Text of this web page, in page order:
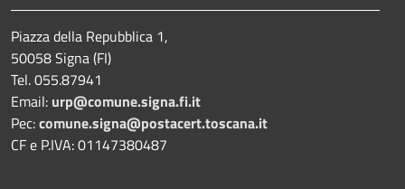
Piazza della Repubblica 1,
50058 Signa (FI)
Tel. 055.87941
Email: urp@comune.signa.fi.it
Pec:comune.signa@postacert.toscana.it
CF e P.IVA: 01147380487